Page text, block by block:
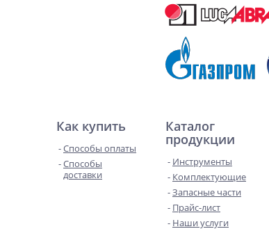
Как купить
Способы оплаты
Способы
доставки
Каталог
продукции
Инструменты
Комплектующие
Запасные части
Прайс-лист
Наши услуги